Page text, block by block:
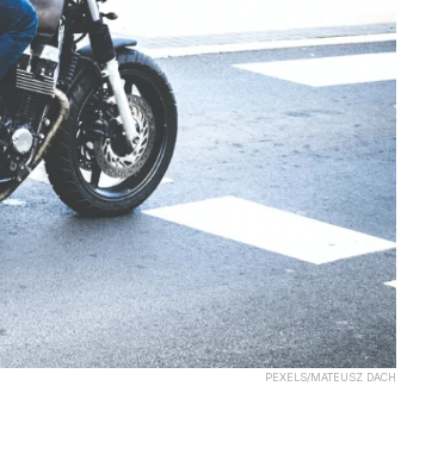
PEXELS/MATEUSZ DACH